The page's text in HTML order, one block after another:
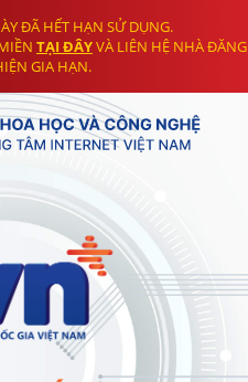
ĐÃ HẾT HẠN SỬ DỤNG.
TẠI ĐÂYVÀ LIÊN HỆ NHÀ ĐĂNG
GIA HẠN.